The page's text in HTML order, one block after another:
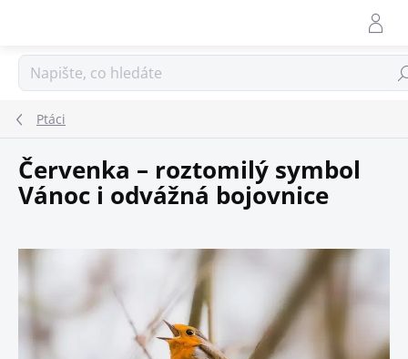
Ptáci
Červenka – roztomilý symbol
Vánoc i odvážná bojovnice